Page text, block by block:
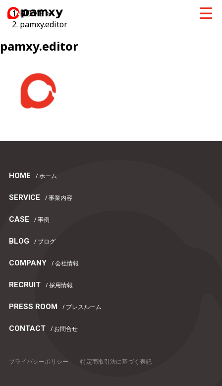
HOME>
pamxy.editor
pamxy.editor
HOME / ホーム
SERVICE / 事業内容
CASE / 事例
BLOG / ブログ
COMPANY / 会社情報
RECRUIT / 採用情報
PRESS ROOM / プレスルーム
CONTACT / お問合せ
プライバシーポリシー 特定商取引法に基づく表記